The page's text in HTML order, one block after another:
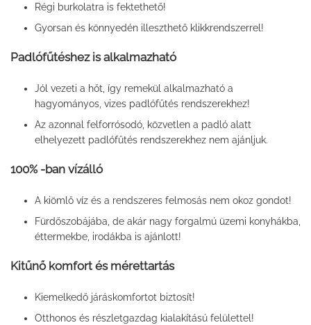
Régi burkolatra is fektethető!
Gyorsan és könnyedén illeszthető klikkrendszerrel!
Padlófűtéshez is alkalmazható
Jól vezeti a hőt, így remekül alkalmazható a
hagyományos, vizes padlófűtés rendszerekhez!
Az azonnal felforrósodó, közvetlen a padló alatt
elhelyezett padlófűtés rendszerekhez nem ajánljuk.
100% -ban vízálló
A kiömlő víz és a rendszeres felmosás nem okoz gondot!
Fürdőszobájába, de akár nagy forgalmú üzemi konyhákba,
éttermekbe, irodákba is ajánlott!
Kitűnő komfort és mérettartás
Kiemelkedő járáskomfortot biztosít!
Otthonos és részletgazdag kialakítású felülettel!